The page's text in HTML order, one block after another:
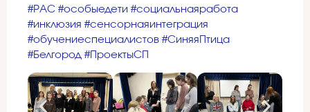
#РАС #особыедети #социальнаяработа
#инклюзия #сенсорнаяинтеграция
#обучениеспециалистов #СиняяПтица
#Белгород #ПроектыСП